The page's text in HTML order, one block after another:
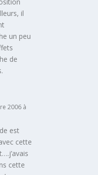
il
un peu
de
2006 à
est
cette
cette